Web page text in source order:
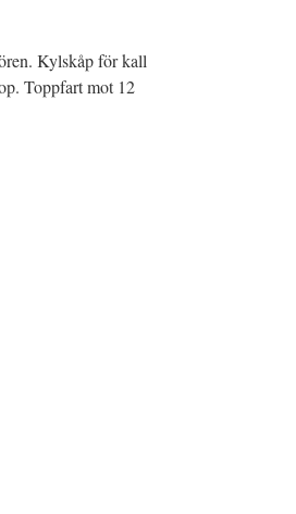
Kylskåp för kall
Toppfart mot 12